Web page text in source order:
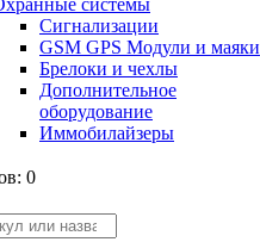
Сигнализации
GSM GPS Модули и маяки
Брелоки и чехлы
Дополнительное
оборудование
Иммобилайзеры
0